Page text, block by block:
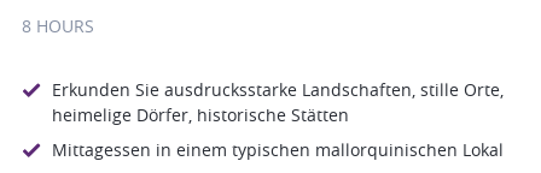
8 HOURS
Erkunden Sie ausdrucksstarke Landschaften, stille Orte,
heimelige Dörfer, historische Stätten
Mittagessen in einem typischen mallorquinischen Lokal